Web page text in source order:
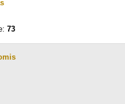
73